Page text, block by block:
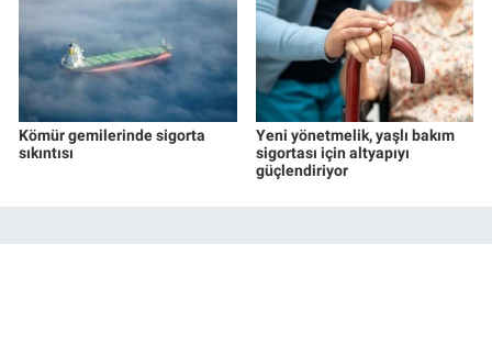
Kömür gemilerinde sigorta
sıkıntısı
Yeni yönetmelik, yaşlı bakım
sigortası için altyapıyı
güçlendiriyor